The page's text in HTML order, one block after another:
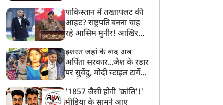
पाकिस्तान में तख्तापलट की
आहट? राष्ट्रपति बनना चाह
रहे आसिम मुनीर! आखिर
बनाया मोहरा?
इशरत जहां के बाद अब
अर्पिता सरकार...जैश के रडार
पर सुवेंदु, मोदी स्टाइल टार्गेट
बड़ा एक्शन!
'1857 जैसी होगी 'क्रांति'!'
मीडिया के सामने आए